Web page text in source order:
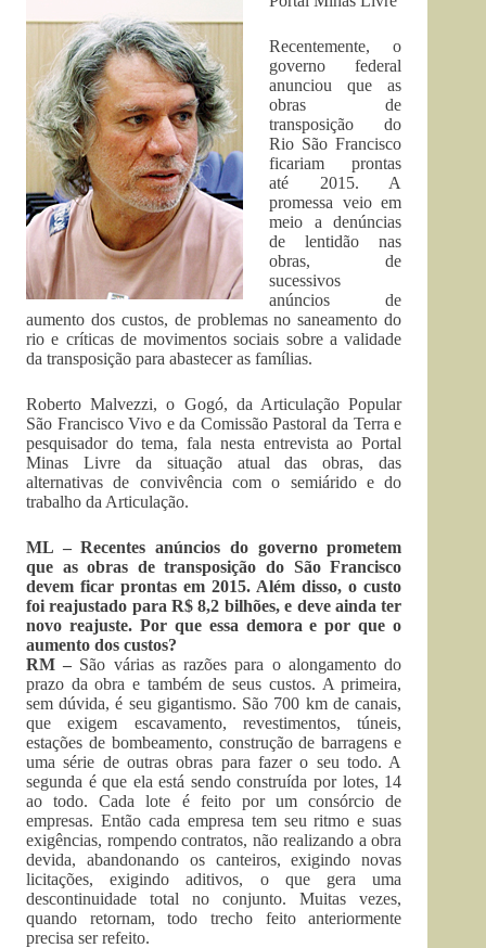
Recentemente, o
governo federal
anunciou que as
obras de
transposição do
Rio São Francisco
ficariam prontas
até 2015. A
promessa veio em
meio a denúncias
de lentidão nas
obras, de
sucessivos
anúncios de
aumento dos custos, de problemas no saneamento do
rio e críticas de movimentos sociais sobre a validade
da transposição para abastecer as famílias.
Roberto Malvezzi, o Gogó, da Articulação Popular
São Francisco Vivo e da Comissão Pastoral da Terra e
pesquisador do tema, fala nesta entrevista ao Portal
Minas Livre da situação atual das obras, das
alternativas de convivência com o semiárido e do
trabalho da Articulação.
ML – Recentes anúncios do governo prometem
que as obras de transposição do São Francisco
devem ficar prontas em 2015. Além disso, o custo
foi reajustado para R$ 8,2 bilhões, e deve ainda ter
novo reajuste. Por que essa demora e por que o
aumento dos custos?
RM – São várias as razões para o alongamento do
prazo da obra e também de seus custos. A primeira,
sem dúvida, é seu gigantismo. São 700 km de canais,
que exigem escavamento, revestimentos, túneis,
estações de bombeamento, construção de barragens e
uma série de outras obras para fazer o seu todo. A
segunda é que ela está sendo construída por lotes, 14
ao todo. Cada lote é feito por um consórcio de
empresas. Então cada empresa tem seu ritmo e suas
exigências, rompendo contratos, não realizando a obra
devida, abandonando os canteiros, exigindo novas
licitações, exigindo aditivos, o que gera uma
descontinuidade total no conjunto. Muitas vezes,
quando retornam, todo trecho feito anteriormente
precisa ser refeito.